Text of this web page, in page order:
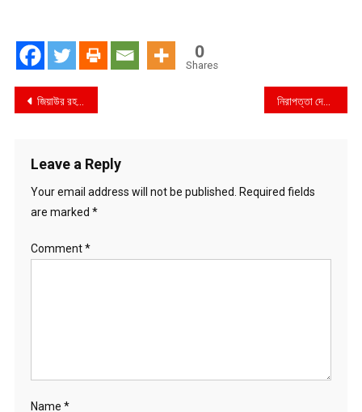
0
Shares
Post
জিয়াউর রহমানের অভূতপূর্ব নেতৃত্ব: একটি ঐতিহাসিক মূল্যায়ন
Leave a Reply
Your email address will not be published.
Required fields
are marked *
Comment*
Name *